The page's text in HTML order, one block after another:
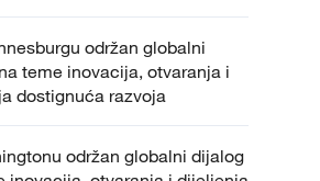
održan globalni
teme inovacija, otvaranja i
dostignuća razvoja
održan globalni dijalog